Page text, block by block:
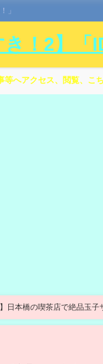
」
き！2】
等へアクセス、閲覧、こ
日本橋の喫茶店で絶品玉子